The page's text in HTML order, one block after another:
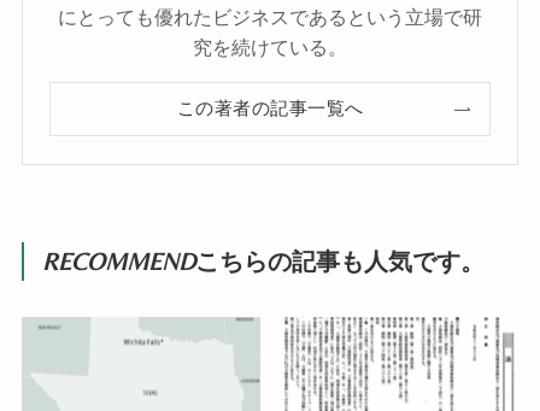
にとっても優れたビジネスであるという立場で研
究を続けている。
この著者の記事一覧へ
RECOMMENDこちらの記事も人気です。